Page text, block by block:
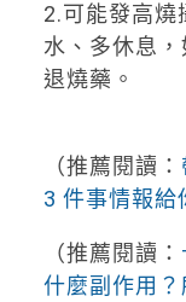
2.可能發高燒
水、多休息
退燒藥。
（推薦閱讀：
3 件事情報給
（推薦閱讀：
什麼副作用